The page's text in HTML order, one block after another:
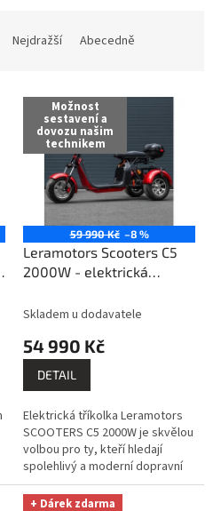
Nejdražší Abecedně
Možnost
sestavení a
dovozu našim
technikem
59 990 Kč –8 %
Leramotors Scooters C5
2000W - elektrická
Skladem u dodavatele
54 990 Kč
DETAIL
Elektrická tříkolka Leramotors
SCOOTERS C5 2000W je skvělou
volbou pro ty, kteří hledají
spolehlivý a moderní dopravní
prostředek. S výkonem motoru
2000 W, nosností až 200 kg a...
+ Dárek zdarma